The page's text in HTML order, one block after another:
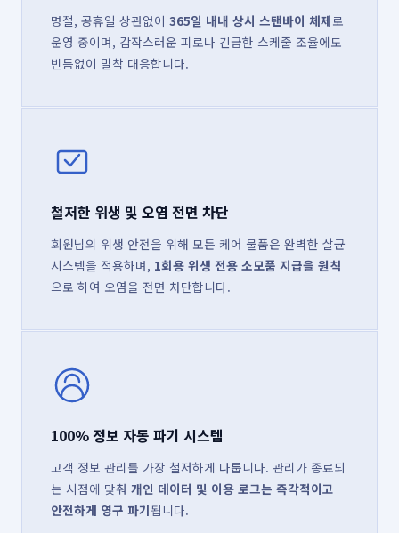
명절, 공휴일 상관없이 365일 내내 상시 스탠바이 체제로
운영 중이며, 갑작스러운 피로나 긴급한 스케줄 조율에도
빈틈없이 밀착 대응합니다.
철저한 위생 및 오염 전면 차단
회원님의 위생 안전을 위해 모든 케어 물품은 완벽한 살균
시스템을 적용하며, 1회용 위생 전용 소모품 지급을 원칙
으로 하여 오염을 전면 차단합니다.
100% 정보 자동 파기 시스템
고객 정보 관리를 가장 철저하게 다룹니다. 관리가 종료되
는 시점에 맞춰 개인 데이터 및 이용 로그는 즉각적이고
안전하게 영구 파기됩니다.